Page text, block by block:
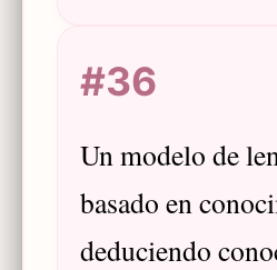
inglesa para apoyar a
como Lengua
#36
Un modelo de
basado en
deduciendo